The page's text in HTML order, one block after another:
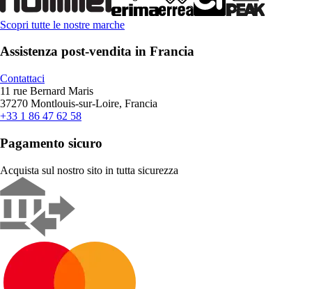
Scopri tutte le nostre marche
Assistenza post-vendita in Francia
Contattaci
11 rue Bernard Maris
37270 Montlouis-sur-Loire, Francia
+33 1 86 47 62 58
Pagamento sicuro
Acquista sul nostro sito in tutta sicurezza